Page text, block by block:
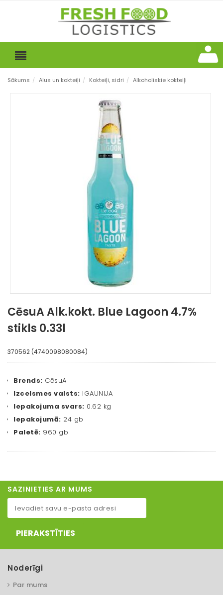
Sākums / Alus un kokteiļi / Kokteiļi, sidri / Alkoholiskie kokteiļi
CēsuA Alk.kokt. Blue Lagoon 4.7%
stikls 0.33l
370562 (4740098080084)
Brends: CēsuA
Izcelsmes valsts: IGAUNIJA
Iepakojuma svars: 0.62 kg
Iepakojumā: 24 gb
Paletē: 960 gb
SAZINIETIES AR MUMS
PIERAKSTĪTIES
Noderīgi
Par mums